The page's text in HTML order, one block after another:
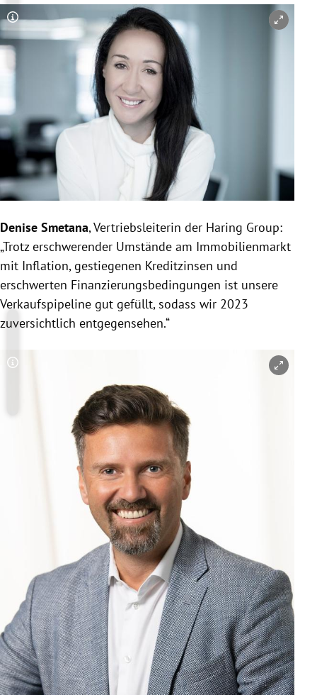
Copyright-Hinweis öffnen/schließen
Denise Smetana, Vertriebsleiterin der Haring Group:
„Trotz erschwerender Umstände am Immobilienmarkt
mit Inflation, gestiegenen Kreditzinsen und
erschwerten Finanzierungsbedingungen ist unsere
Verkaufspipeline gut gefüllt, sodass wir 2023
zuversichtlich entgegensehen.“
Copyright-Hinweis öffnen/schließen